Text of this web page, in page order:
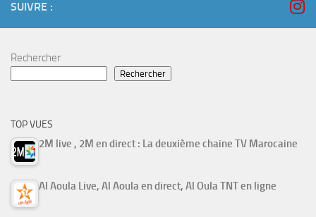
SUIVRE :
Rechercher
Rechercher
TOP VUES
2M live , 2M en direct : La deuxième chaine TV Marocaine
Al Aoula Live, Al Aoula en direct, Al Oula TNT en ligne